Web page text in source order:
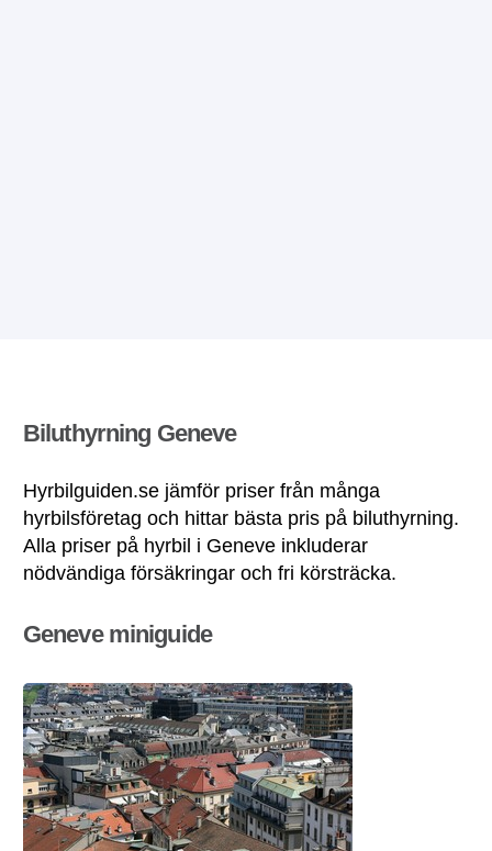
Biluthyrning Geneve
Hyrbilguiden.se jämför priser från många
hyrbilsföretag och hittar bästa pris på biluthyrning.
Alla priser på hyrbil i Geneve inkluderar
nödvändiga försäkringar och fri körsträcka.
Geneve miniguide